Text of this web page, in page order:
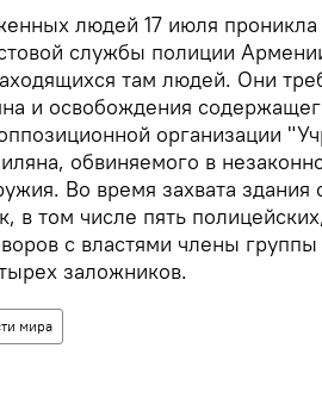
людей 17 июля
службы полиции
там людей. Они
и освобождения
организации
обвиняемого в
Во время захвата здания
в том числе пять
с властями члены
заложников.
мира